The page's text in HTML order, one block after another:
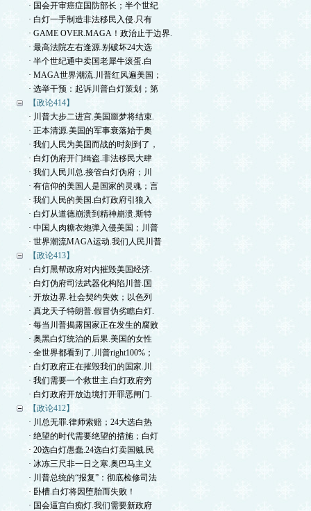
· 国会开审癌症国防部长；半个世纪
· 白灯一手制造非法移民入侵.只有
· GAME OVER.MAGA！政治止于边界.
· 最高法院左右逢源.别破坏24大选
· 半个世纪通中卖国老犀牛滚蛋.白
· MAGA世界潮流.川普红风遍美国；
· 选举干预：起诉川普白灯策划；第
【政论414】
· 川普大步二进宫.美国噩梦将结束.
· 正本清源.美国的军事衰落始于奥
· 我们人民为美国而战的时刻到了，
· 白灯伪府开门缉盗.非法移民大肆
· 我们人民川总.接管白灯伪府；川
· 有信仰的美国人是国家的灵魂；言
· 我们人民的美国.白灯政府引狼入
· 白灯从道德崩溃到精神崩溃.斯特
· 中国人肉糖衣炮弹入侵美国；川普
· 世界潮流MAGA运动.我们人民川普
【政论413】
· 白灯黑帮政府对内摧毁美国经济.
· 白灯伪府司法武器化构陷川普.国
· 开放边界.社会契约失效；以色列
· 真龙天子特朗普.假冒伪劣瞧白灯.
· 每当川普揭露国家正在发生的腐败
· 奥黑白灯统治的后果.美国的女性
· 全世界都看到了.川普right100%；
· 白灯政府正在摧毁我们的国家.川
· 我们需要一个救世主.白灯政府穷
· 白灯政府开放边境打开罪恶闸门.
【政论412】
· 川总无罪.律师索赔；24大选白热
· 绝望的时代需要绝望的措施；白灯
· 20选白灯愚蠢.24选白灯卖国贼.民
· 冰冻三尺非一日之寒.奥巴马主义
· 川普总统的“报复”：彻底检修司法
· 卧槽.白灯将因堕胎而失败！
· 国会逼宫白痴灯.我们需要新政府